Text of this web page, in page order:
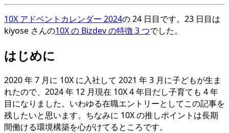
10X アドベントカレンダー 2024の 24 日目です。23 日目は
kiyose さんの10X の Bizdev の特徴 3 つでした。
はじめに
2020 年 7 月に 10X に入社して 2021 年 3 月に子どもが生ま
れたので、2024 年 12 月現在 10X 4 年目だし子育ても 4 年
目になりました。いわゆる在職エントリーとしてこの記事を
残したいと思います。ちなみに 10X の推しポイントは長期
間働ける環境構築を心がけてるところです。